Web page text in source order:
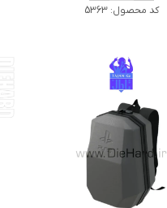
کد محصول:5363